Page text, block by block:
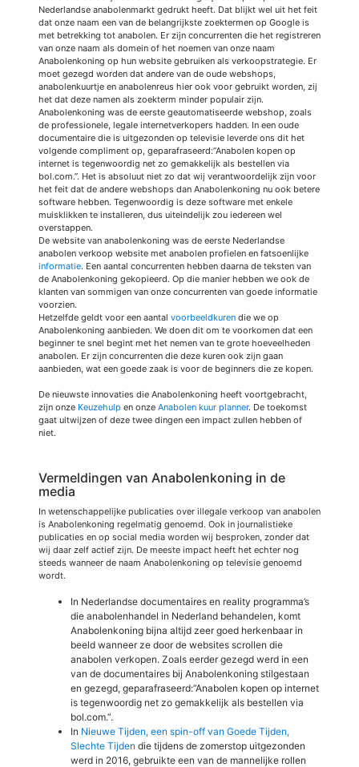
Nederlandse anabolenmarkt gedrukt heeft. Dat blijkt wel uit het feit
dat onze naam een van de belangrijkste zoektermen op Google is
met betrekking tot anabolen. Er zijn concurrenten die het registreren
van onze naam als domein of het noemen van onze naam
Anabolenkoning op hun website gebruiken als verkoopstrategie. Er
moet gezegd worden dat andere van de oude webshops,
anabolenkuurtje en anabolenreus hier ook voor gebruikt worden, zij
het dat deze namen als zoekterm minder populair zijn.
Anabolenkoning was de eerste geautomatiseerde webshop, zoals
de professionele, legale internetverkopers hadden. In een oude
documentaire die is uitgezonden op televisie leverde ons dit het
volgende compliment op, geparafraseerd:”Anabolen kopen op
internet is tegenwoordig net zo gemakkelijk als bestellen via
bol.com.”. Het is absoluut niet zo dat wij verantwoordelijk zijn voor
het feit dat de andere webshops dan Anabolenkoning nu ook betere
software hebben. Tegenwoordig is deze software met enkele
muisklikken te installeren, dus uiteindelijk zou iedereen wel
overstappen.
De website van anabolenkoning was de eerste Nederlandse
anabolen verkoop website met anabolen profielen en fatsoenlijke
informatie. Een aantal concurrenten hebben daarna de teksten van
de Anabolenkoning gekopieerd. Op die manier hebben we ook de
klanten van sommigen van onze concurrenten van goede informatie
voorzien.
Hetzelfde geldt voor een aantal voorbeeldkuren die we op
Anabolenkoning aanbieden. We doen dit om te voorkomen dat een
beginner te snel begint met het nemen van te grote hoeveelheden
anabolen. Er zijn concurrenten die deze kuren ook zijn gaan
aanbieden, wat een goede zaak is voor de beginners die ze kopen.
De nieuwste innovaties die Anabolenkoning heeft voortgebracht,
zijn onze Keuzehulp en onze Anabolen kuur planner. De toekomst
gaat uitwijzen of deze twee dingen een impact zullen hebben of
niet.
Vermeldingen van Anabolenkoning in de
media
In wetenschappelijke publicaties over illegale verkoop van anabolen
is Anabolenkoning regelmatig genoemd. Ook in journalistieke
publicaties en op social media worden wij besproken, zonder dat
wij daar zelf actief zijn. De meeste impact heeft het echter nog
steeds wanneer de naam Anabolenkoning op televisie genoemd
wordt.
In Nederlandse documentaires en reality programma’s
die anabolenhandel in Nederland behandelen, komt
Anabolenkoning bijna altijd zeer goed herkenbaar in
beeld wanneer ze door de websites scrollen die
anabolen verkopen. Zoals eerder gezegd werd in een
van de documentaires bij Anabolenkoning stilgestaan
en gezegd, geparafraseerd:”Anabolen kopen op internet
is tegenwoordig net zo gemakkelijk als bestellen via
bol.com.”.
In Nieuwe Tijden, een spin-off van Goede Tijden,
Slechte Tijden die tijdens de zomerstop uitgezonden
werd in 2016, gebruikte een van de mannelijke rollen